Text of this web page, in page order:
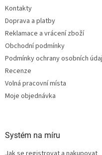
Kontakty
Doprava a platby
Reklamace a vrácení zboží
Obchodní podmínky
Podmínky ochrany osobních
Recenze
Volná pracovní místa
Moje objednávka
Systém na míru